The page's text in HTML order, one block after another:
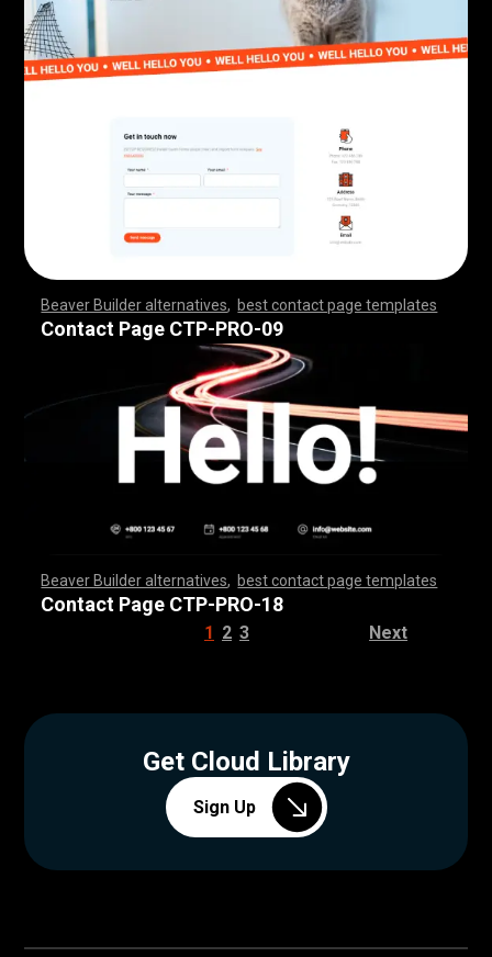
Beaver Builder alternatives ,best contact page templates
,,,,,,,,,,,,,,,,,,,,,,,,,,,,, ,,,,,,,,,,,,,,,,,,,,,,,,,,,,,,,,
,,,,,,,,,,,,,,,
Contact Page CTP-PRO-09
Beaver Builder alternatives best contact page templates
,,,,,,,,,,,,,,,,,,,,,,,,,,,,, ,,,,,,,,,,,,,,,,,,,,,,,,,,,,,,,,
,,,,,,,,,,,,,,,
Contact Page CTP-PRO-18
1 2 3 Next
Get Cloud Library
Sign Up